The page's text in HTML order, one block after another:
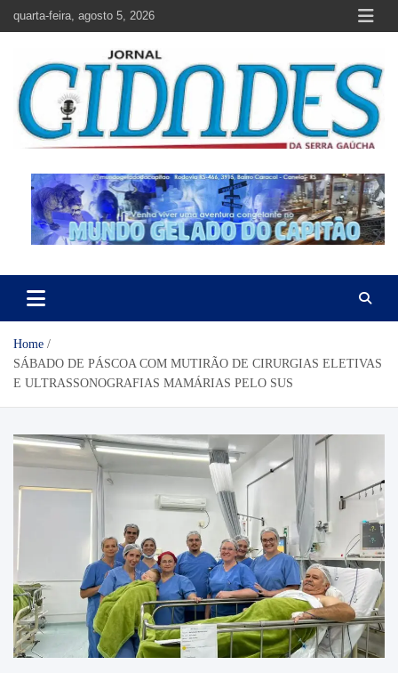
quarta-feira, agosto 5, 2026
Jornal Cidades da Serra Gaúcha
Home
SÁBADO DE PÁSCOA COM MUTIRÃO DE CIRURGIAS ELETIVAS
E ULTRASSONOGRAFIAS MAMÁRIAS PELO SUS